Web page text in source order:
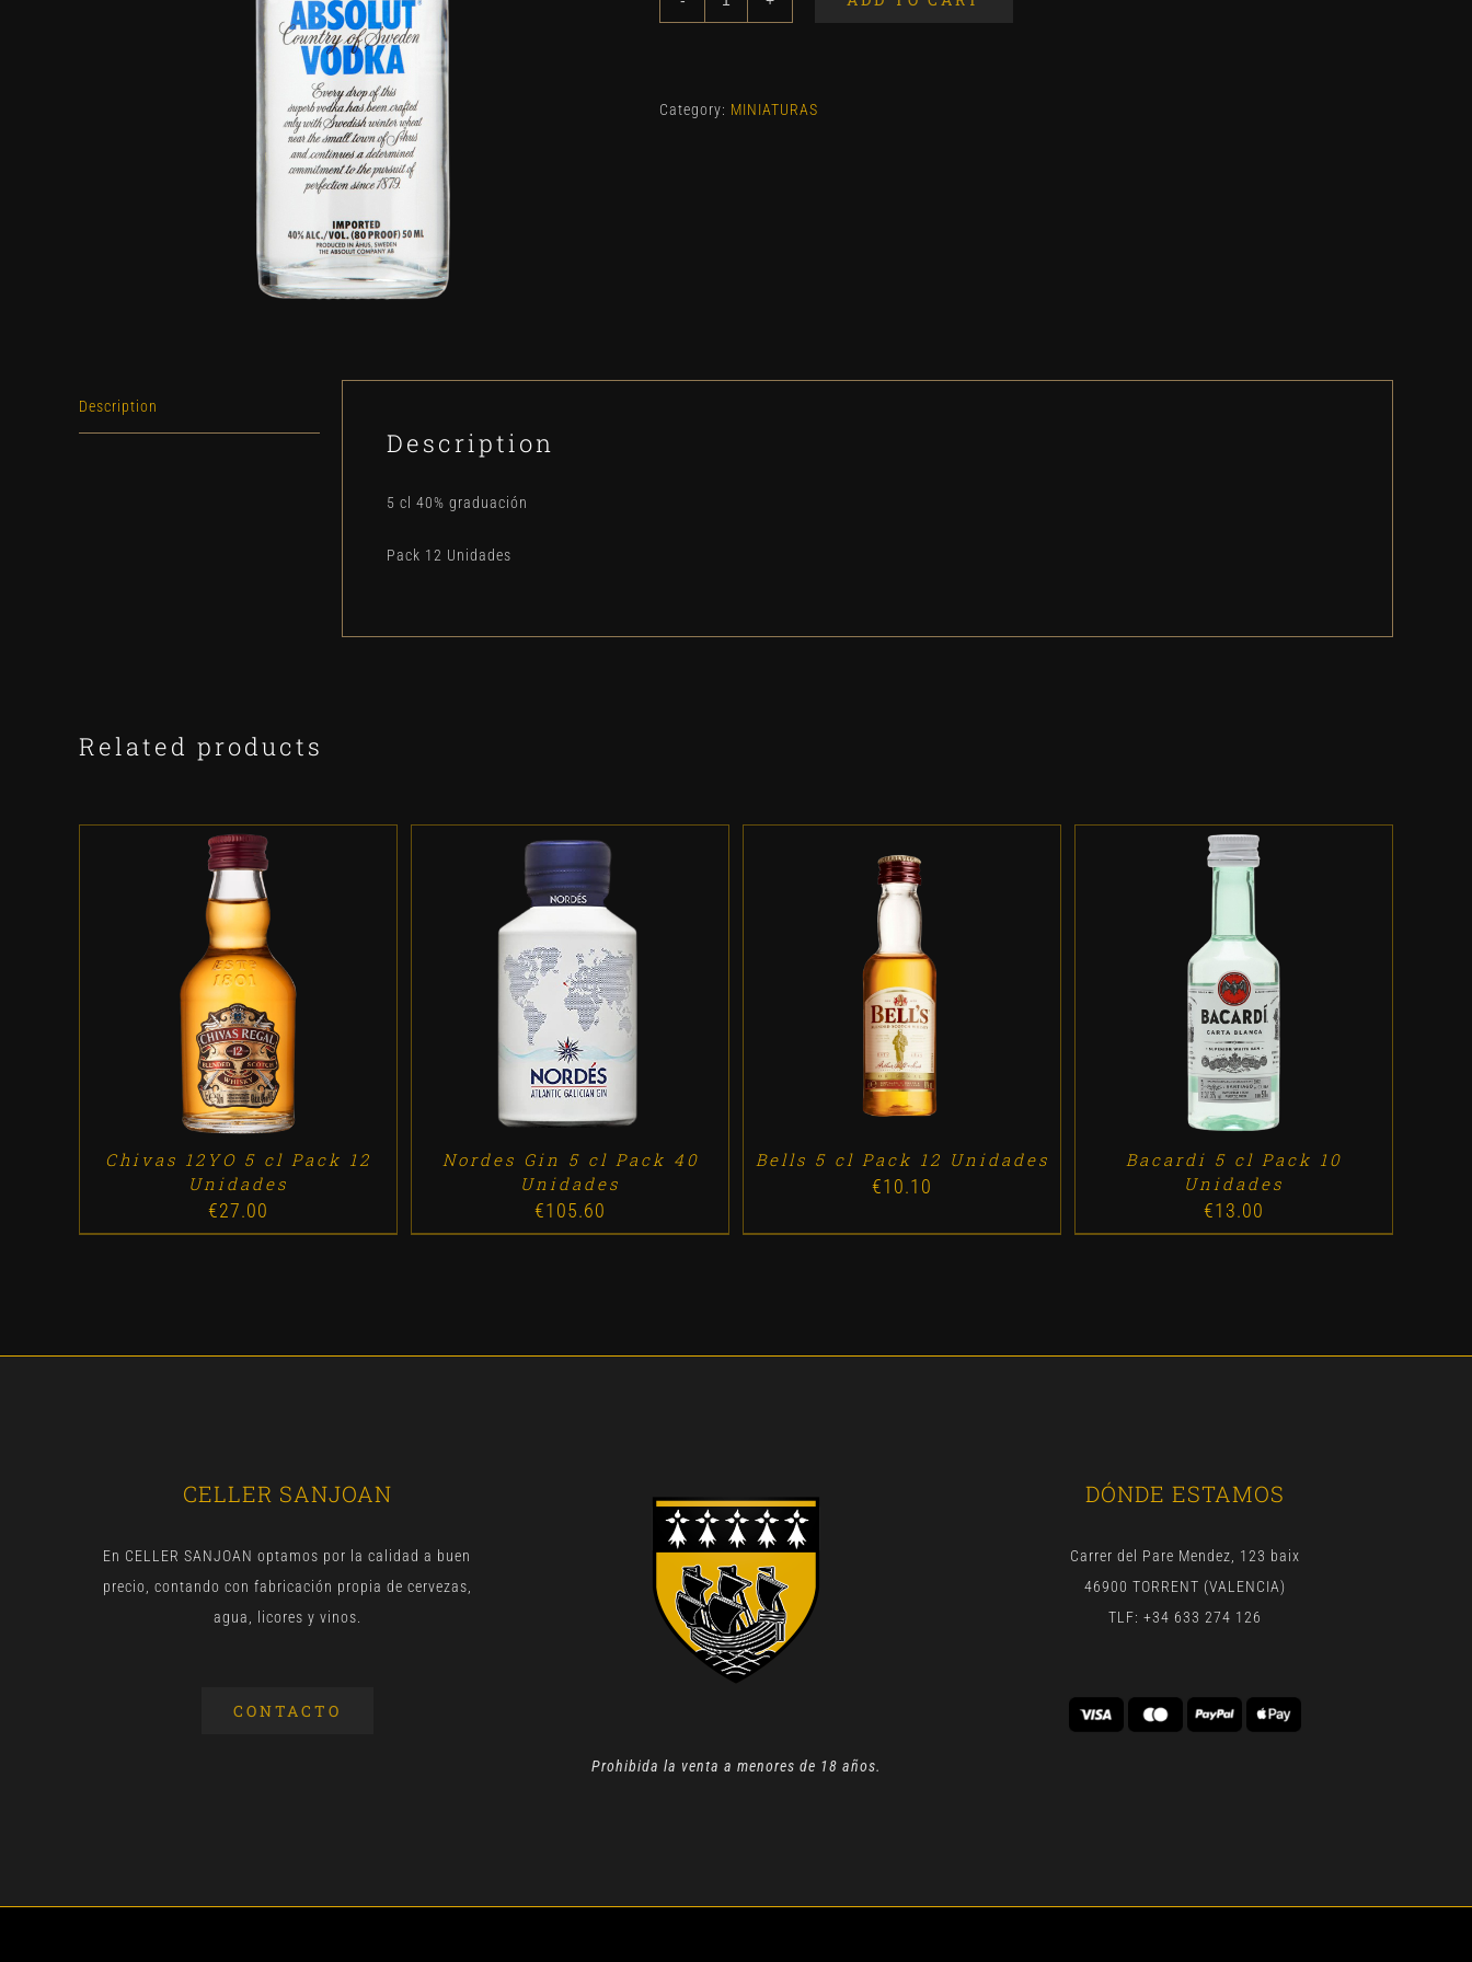
cl
Category: MINIATURAS
Description
Description
5 cl 40% graduación
Pack 12 Unidades
Related products
ADD TO CART / DETALLES
Chivas 12YO 5 cl Pack 12
Unidades
€27.00
ADD TO CART / DETALLES
Nordes Gin 5 cl Pack 40
Unidades
€105.60
ADD TO CART / DETALLES
Bells 5 cl Pack 12 Unidades
€10.10
ADD TO CART / DETALLES
Bacardi 5 cl Pack 10
Unidades
€13.00
CELLER SANJOAN
En CELLER SANJOAN optamos por la calidad a buen
precio, contando con fabricación propia de cervezas,
agua, licores y vinos.
CONTACTO
Prohibida la venta a menores de 18 años.
DÓNDE ESTAMOS
Carrer del Pare Mendez, 123 baix
46900 TORRENT (VALENCIA)
TLF: +34 633 274 126